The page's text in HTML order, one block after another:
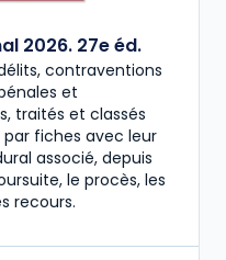
2026. 27e éd.
contraventions
et
traités et classés
fiches avec leur
associé, depuis
le procès, les
recours.